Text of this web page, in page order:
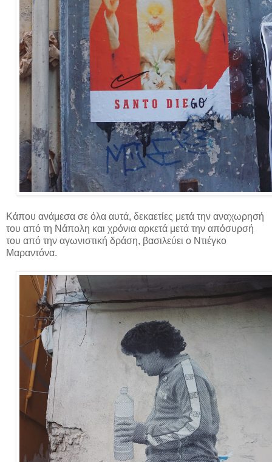
Κάπου ανάμεσα σε όλα αυτά, δεκαετίες μετά την αναχωρησή
του από τη Νάπολη και χρόνια αρκετά μετά την απόσυρσή
του από την αγωνιστική δράση, βασιλεύει ο Ντιέγκο
Μαραντόνα.